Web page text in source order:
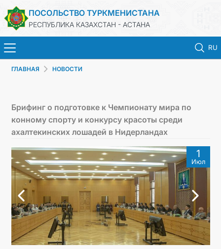
ПОСОЛЬСТВО ТУРКМЕНИСТАНА
РЕСПУБЛИКА КАЗАХСТАН - АСТАНА
RU
ТУРКМЕНИСТАН
КОНСУЛЬСКИЕ УСЛУГИ
МИД
КОНТАКТНЫЕ ДАННЫЕ
ГЛАВНАЯ НОВОСТИ
Брифинг о подготовке к Чемпионату мира по
конному спорту и конкурсу красоты среди
ахалтекинских лошадей в Нидерландах
1
Июл